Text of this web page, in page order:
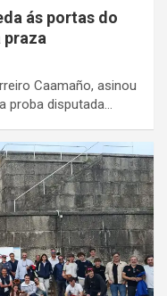
ás portas do
Caamaño, asinou
proba disputada…